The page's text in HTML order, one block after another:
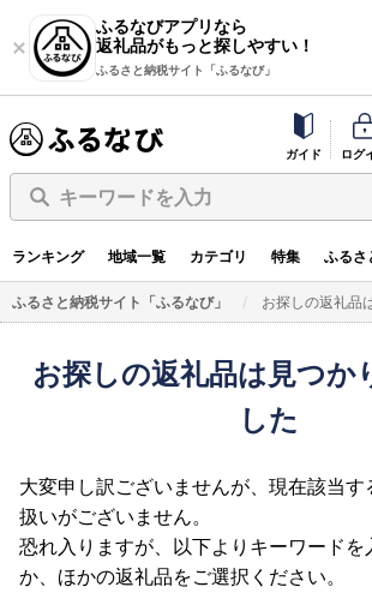
ふるなびアプリなら
返礼品がもっと探しやすい！
ふるさと納税サイト「ふるなび」
ガイド ログ
キーワードを入力
ランキング 地域一覧 カテゴリ 特集 ふるさ
ふるさと納税サイト「ふるなび」 お探しの返礼品
お探しの返礼品は見つか
した
大変申し訳ございませんが、現在該当す
扱いがございません。
恐れ入りますが、以下よりキーワードを
か、ほかの返礼品をご選択ください。